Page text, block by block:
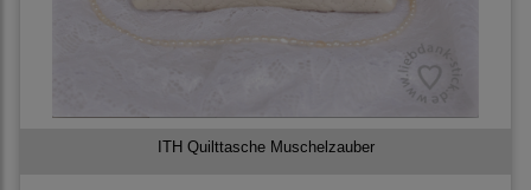
ITH Quilttasche Muschelzauber